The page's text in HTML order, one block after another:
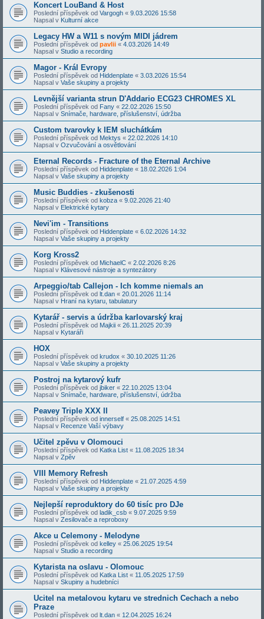
Koncert LouBand & Host
Poslední příspěvek od Vargogh « 9.03.2026 15:58
Napsal v Kulturní akce
Legacy HW a W11 s novým MIDI jádrem
Poslední příspěvek od pavlii « 4.03.2026 14:49
Napsal v Studio a recording
Magor - Král Evropy
Poslední příspěvek od Hiddenplate « 3.03.2026 15:54
Napsal v Vaše skupiny a projekty
Levnější varianta strun D'Addario ECG23 CHROMES XL
Poslední příspěvek od Fany « 22.02.2026 15:50
Napsal v Snímače, hardware, příslušenství, údržba
Custom tvarovky k IEM sluchátkám
Poslední příspěvek od Mektys « 22.02.2026 14:10
Napsal v Ozvučování a osvětlování
Eternal Records - Fracture of the Eternal Archive
Poslední příspěvek od Hiddenplate « 18.02.2026 1:04
Napsal v Vaše skupiny a projekty
Music Buddies - zkušenosti
Poslední příspěvek od kobza « 9.02.2026 21:40
Napsal v Elektrické kytary
Nevi'im - Transitions
Poslední příspěvek od Hiddenplate « 6.02.2026 14:32
Napsal v Vaše skupiny a projekty
Korg Kross2
Poslední příspěvek od MichaelC « 2.02.2026 8:26
Napsal v Klávesové nástroje a syntezátory
Arpeggio/tab Callejon - Ich komme niemals an
Poslední příspěvek od lt.dan « 20.01.2026 11:14
Napsal v Hraní na kytaru, tabulatury
Kytarář - servis a údržba karlovarský kraj
Poslední příspěvek od Majkii « 26.11.2025 20:39
Napsal v Kytaráři
HOX
Poslední příspěvek od krudox « 30.10.2025 11:26
Napsal v Vaše skupiny a projekty
Postroj na kytarový kufr
Poslední příspěvek od jbiker « 22.10.2025 13:04
Napsal v Snímače, hardware, příslušenství, údržba
Peavey Triple XXX II
Poslední příspěvek od innerself « 25.08.2025 14:51
Napsal v Recenze Vaší výbavy
Učitel zpěvu v Olomouci
Poslední příspěvek od Katka List « 11.08.2025 18:34
Napsal v Zpěv
VIII Memory Refresh
Poslední příspěvek od Hiddenplate « 21.07.2025 4:59
Napsal v Vaše skupiny a projekty
Nejlepší reproduktory do 60 tisíc pro DJe
Poslední příspěvek od ladik_csb « 9.07.2025 9:59
Napsal v Zesilovače a reproboxy
Akce u Celemony - Melodyne
Poslední příspěvek od kelley « 25.06.2025 19:54
Napsal v Studio a recording
Kytarista na oslavu - Olomouc
Poslední příspěvek od Katka List « 11.05.2025 17:59
Napsal v Skupiny a hudebníci
Ucitel na metalovou kytaru ve strednich Cechach a nebo
Praze
Poslední příspěvek od lt.dan « 12.04.2025 16:24